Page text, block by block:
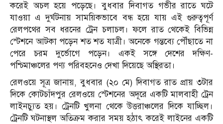
করেই অচল হয়ে পড়েছে। বুধবার দিবাগত গভীর রাতে ঘটে
যাওয়া এ দুর্ঘটনায় সাময়িকভাবে বন্ধ হয়ে যায় এই গুরুত্বপূর্ণ
রেলপথের সব ধরনের ট্রেন চলাচল। ফলে রাত থেকেই বিভিন্ন
স্টেশনে আটকা পড়েন শত শত যাত্রী। অনেকে গন্তব্যে পৌঁছাতে না
পেরে চরম দুর্ভোগে পড়েন। একই সঙ্গে দেশের দক্ষিণ-
পশ্চিমাঞ্চলের পণ্য পরিবহনেও দেখা দিয়েছে অস্থিরতা।
রেলওয়ে সূত্র জানায়, বুধবার (২০ মে) দিবাগত রাত প্রায় ৩টার
দিকে কোটচাঁদপুর রেলওয়ে স্টেশনের অদূরে একটি মালবাহী ট্রেন
লাইনচ্যুত হয়। ট্রেনটি খুলনা থেকে উত্তরাঞ্চলের দিকে যাচ্ছিল।
ট্রেনটি ঘটনাস্থল অতিক্রম করার সময় হঠাৎ করেই লাইনের একটি